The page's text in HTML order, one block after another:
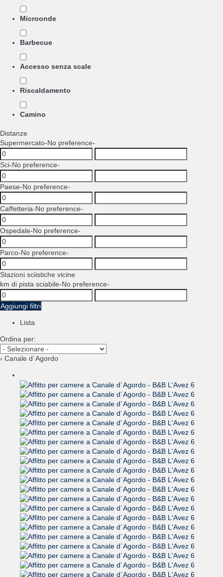
Microonde
Barbecue
Accesso senza scale
Riscaldamento
Camino
Distanze
Supermercato-No preference-
Sci-No preference-
Paese-No preference-
Caffetteria-No preference-
Ospedale-No preference-
Parco-No preference-
Stazioni sciistiche vicine
km di pista sciabile-No preference-
Aggiungi filtri
Lista
Ordina per:
› Canale d´Agordo